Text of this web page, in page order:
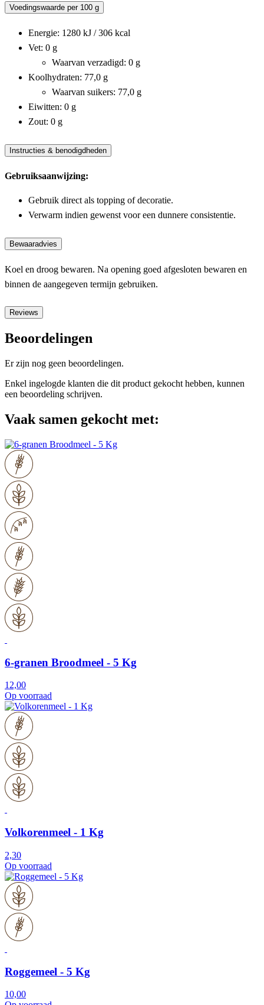
Voedingswaarde per 100 g
Energie: 1280 kJ / 306 kcal
Vet: 0 g
Waarvan verzadigd: 0 g
Koolhydraten: 77,0 g
Waarvan suikers: 77,0 g
Eiwitten: 0 g
Zout: 0 g
Instructies & benodigdheden
Gebruiksaanwijzing:
Gebruik direct als topping of decoratie.
Verwarm indien gewenst voor een dunnere consistentie.
Bewaaradvies
Koel en droog bewaren. Na opening goed afgesloten bewaren en
binnen de aangegeven termijn gebruiken.
Reviews
Beoordelingen
Er zijn nog geen beoordelingen.
Enkel ingelogde klanten die dit product gekocht hebben, kunnen
een beoordeling schrijven.
Vaak samen gekocht met:
6-granen Broodmeel - 5 Kg
12,00
Op voorraad
Volkorenmeel - 1 Kg
2,30
Op voorraad
Roggemeel - 5 Kg
10,00